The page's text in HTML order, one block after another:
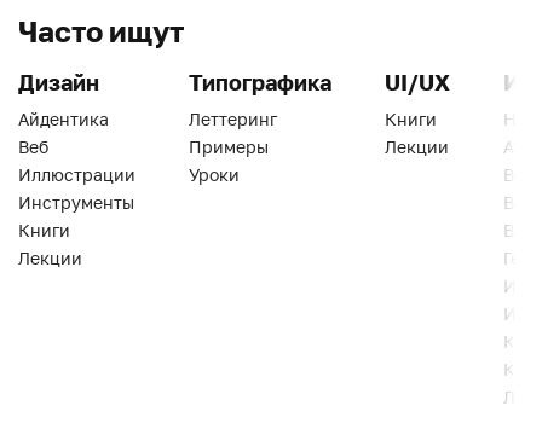
Часто ищут
Дизайн
Айдентика
Веб
Иллюстрации
Инструменты
Книги
Лекции
Типографика
Леттеринг
Примеры
Уроки
UI/UX
Книги
Лекции
Веб